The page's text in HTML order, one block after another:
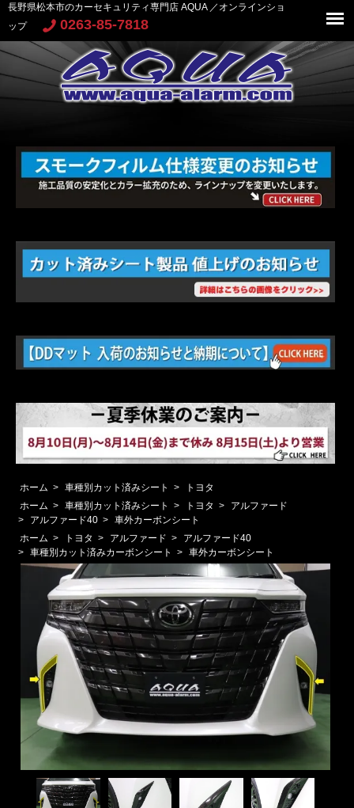
長野県松本市のカーセキュリティ専門店 AQUA ／オンラインショ
ップ
0263-85-7818
ホーム > 車種別カット済みシート >
トヨタ
ホーム > 車種別カット済みシート > トヨタ >
アルファード
>
アルファード40 > 車外カーボンシート
ホーム > トヨタ > アルファード >
アルファード40
> 車種別カット済みカーボンシート > 車外カーボンシート